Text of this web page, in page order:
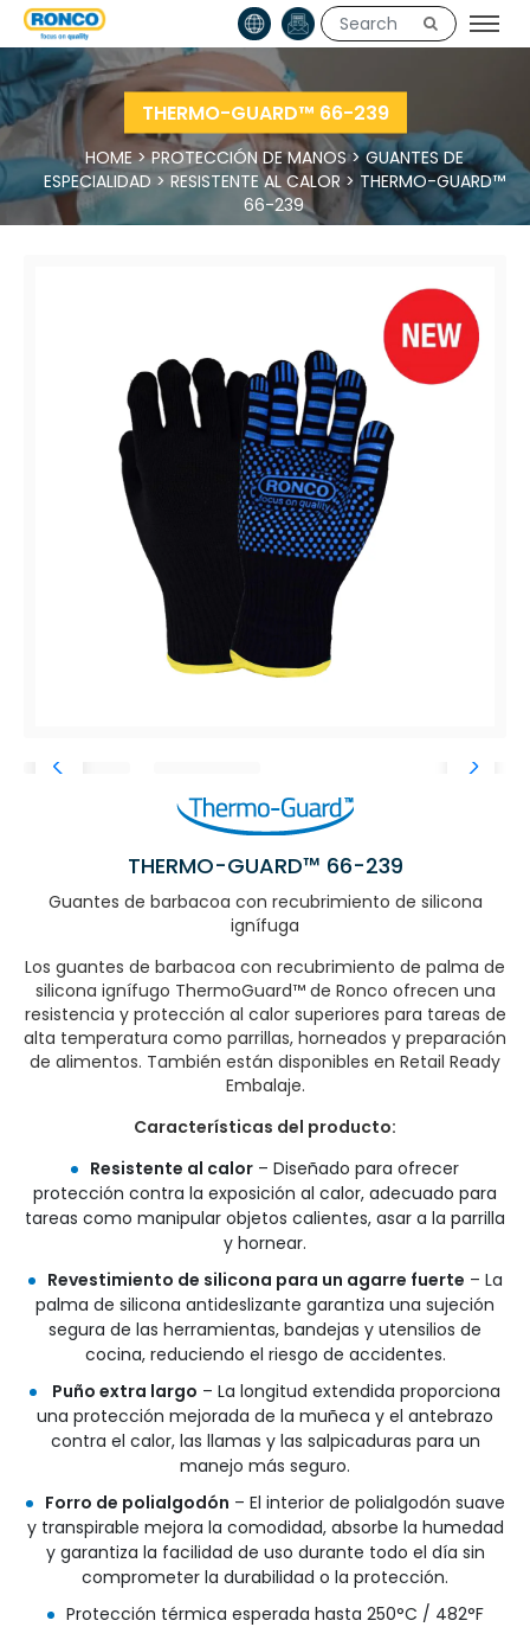
THERMO-GUARD™ 66-239
HOME>PROTECCIÓN DE MANOS>GUANTES DE
ESPECIALIDAD > RESISTENTE AL CALOR > THERMO-GUARD™
66-239
THERMO-GUARD™ 66-239
Guantes de barbacoa con recubrimiento de silicona
ignífuga
Los guantes de barbacoa con recubrimiento de palma de
silicona ignífugo ThermoGuard™ de Ronco ofrecen una
resistencia y protección al calor superiores para tareas de
alta temperatura como parrillas, horneados y preparación
de alimentos. También están disponibles en Retail Ready
Embalaje.
Características del producto:
Resistente al calor – Diseñado para ofrecer
protección contra la exposición al calor, adecuado para
tareas como manipular objetos calientes, asar a la parrilla
y hornear.
Revestimiento de silicona para un agarre fuerte – La
palma de silicona antideslizante garantiza una sujeción
segura de las herramientas, bandejas y utensilios de
cocina, reduciendo el riesgo de accidentes.
Puño extra largo – La longitud extendida proporciona
una protección mejorada de la muñeca y el antebrazo
contra el calor, las llamas y las salpicaduras para un
manejo más seguro.
Forro de polialgodón – El interior de polialgodón suave
y transpirable mejora la comodidad, absorbe la humedad
y garantiza la facilidad de uso durante todo el día sin
comprometer la durabilidad o la protección.
Protección térmica esperada hasta 250°C / 482°F